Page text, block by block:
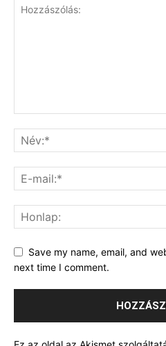
Save my name, email, and
next time I comment.